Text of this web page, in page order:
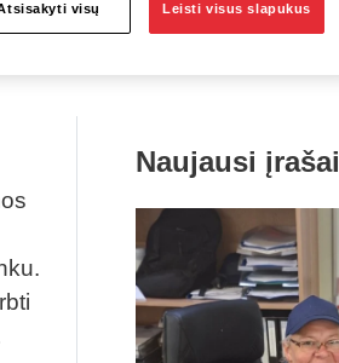
Naujausi įrašai
visų Leisti visus slapukus